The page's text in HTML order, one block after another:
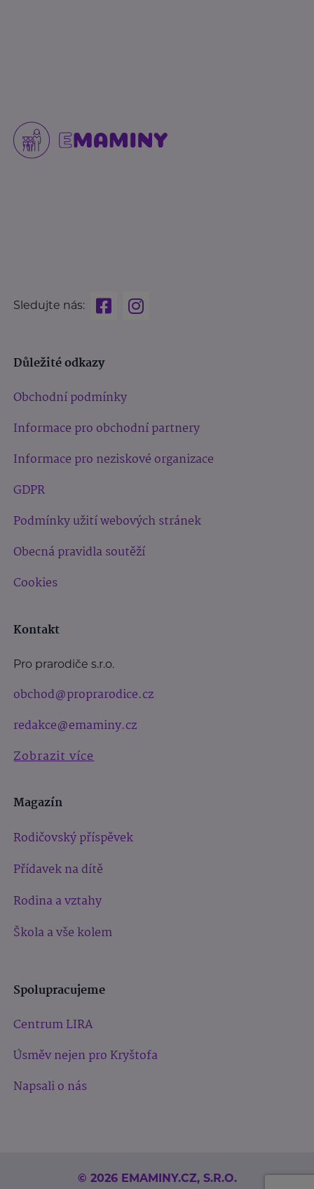
Sledujte nás:
Důležité odkazy
Obchodní podmínky
Informace pro obchodní partnery
Informace pro neziskové organizace
GDPR
Podmínky užití webových stránek
Obecná pravidla soutěží
Cookies
Kontakt
Pro prarodiče s.r.o.
obchod@proprarodice.cz
redakce@emaminy.cz
Zobrazit více
Magazín
Rodičovský příspěvek
Přídavek na dítě
Rodina a vztahy
Škola a vše kolem
Spolupracujeme
Centrum LIRA
Úsměv nejen pro Kryštofa
Napsali o nás
© 2026 EMAMINY.CZ, S.R.O.